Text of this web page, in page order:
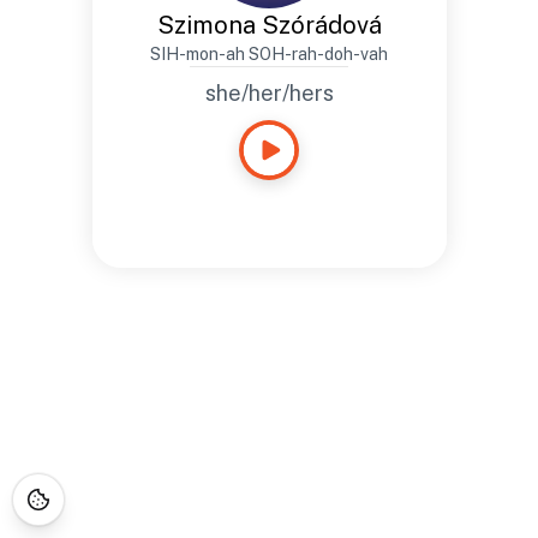
Szimona Szórádová
SIH-mon-ah SOH-rah-doh-vah
she/her/hers